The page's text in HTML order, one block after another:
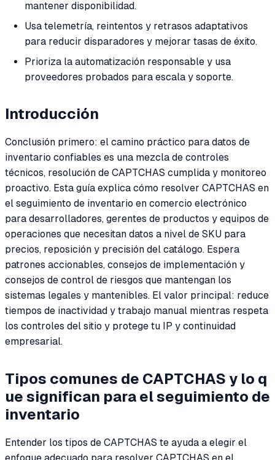
mantener disponibilidad.
Usa telemetría, reintentos y retrasos adaptativos
para reducir disparadores y mejorar tasas de éxito.
Prioriza la automatización responsable y usa
proveedores probados para escala y soporte.
Introducción
Conclusión primero: el camino práctico para datos de
inventario confiables es una mezcla de controles
técnicos, resolución de CAPTCHAS cumplida y monitoreo
proactivo. Esta guía explica cómo resolver CAPTCHAS en
el seguimiento de inventario en comercio electrónico
para desarrolladores, gerentes de productos y equipos de
operaciones que necesitan datos a nivel de SKU para
precios, reposición y precisión del catálogo. Espera
patrones accionables, consejos de implementación y
consejos de control de riesgos que mantengan los
sistemas legales y mantenibles. El valor principal: reduce
tiempos de inactividad y trabajo manual mientras respeta
los controles del sitio y protege tu IP y continuidad
empresarial.
Tipos comunes de CAPTCHAS y lo q
ue significan para el seguimiento de
inventario
Entender los tipos de CAPTCHAS te ayuda a elegir el